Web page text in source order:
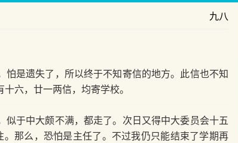
九八
遗失了，所以终于不知寄信的地方。此信也不知
六，廿一两信，均寄学校。
中大颇不满，都走了。次日又得中大委员会十五
。那么，恐怕是主任了。不过我仍只能结束了学期再